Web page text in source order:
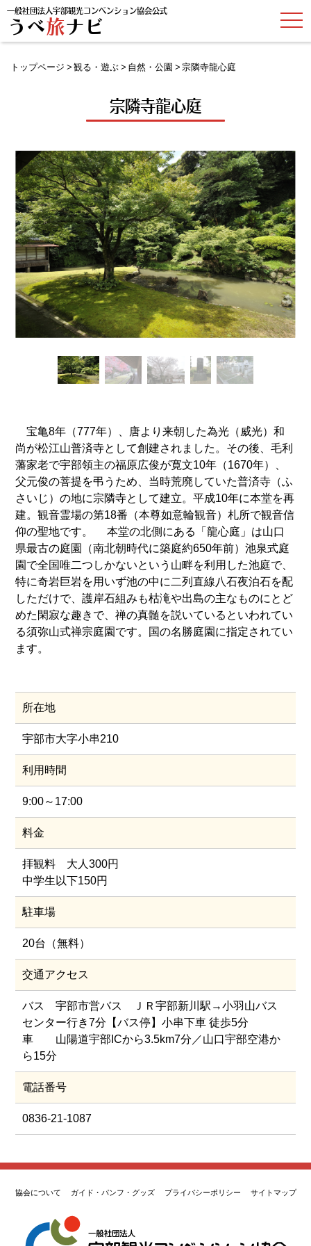
一般社団法人宇部観光コンベンション協会公式
うべ旅ナビ
t
o
i
n
トップページ 観る・遊ぶ 自然・公園 宗隣寺龍心庭
宗隣寺龍心庭
宝亀8年（777年）、唐より来朝した為光（威光）和
尚が松江山普済寺として創建されました。その後、毛利
藩家老で宇部領主の福原広俊が寛文10年（1670年）、
父元俊の菩提を弔うため、当時荒廃していた普済寺（ふ
さいじ）の地に宗隣寺として建立。平成10年に本堂を再
建。観音霊場の第18番（本尊如意輪観音）札所で観音信
仰の聖地です。 本堂の北側にある「龍心庭」は山口
県最古の庭園（南北朝時代に築庭約650年前）池泉式庭
園で全国唯二つしかないという山畔を利用した池庭で、
特に奇岩巨岩を用いず池の中に二列直線八石夜泊石を配
しただけで、護岸石組みも枯滝や出島の主なものにとど
めた閑寂な趣きで、禅の真髄を説いているといわれてい
る須弥山式禅宗庭園です。国の名勝庭園に指定されてい
ます。
所在地
宇部市大字小串210
利用時間
9:00～17:00
料金
拝観料 大人300円
中学生以下150円
駐車場
20台（無料）
交通アクセス
バス 宇部市営バス ＪＲ宇部新川駅→小羽山バス
センター行き7分【バス停】小串下車 徒歩5分
車 山陽道宇部ICから3.5km7分／山口宇部空港か
ら15分
電話番号
0836-21-1087
協会について ガイド・パンフ・グッズ プライバシーポリシー サイトマップ